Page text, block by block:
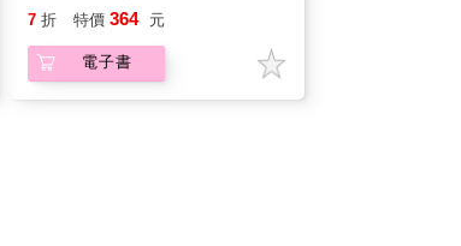
7 折 特價 364 元
電子書